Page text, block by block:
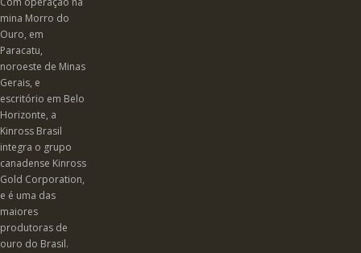
mina Morro do
Ouro, em
Paracatu,
noroeste de Minas
Gerais, e
escritório em Belo
Horizonte, a
Kinross Brasil
integra o grupo
canadense Kinross
Gold Corporation,
e é uma das
maiores
produtoras de
ouro do Brasil.